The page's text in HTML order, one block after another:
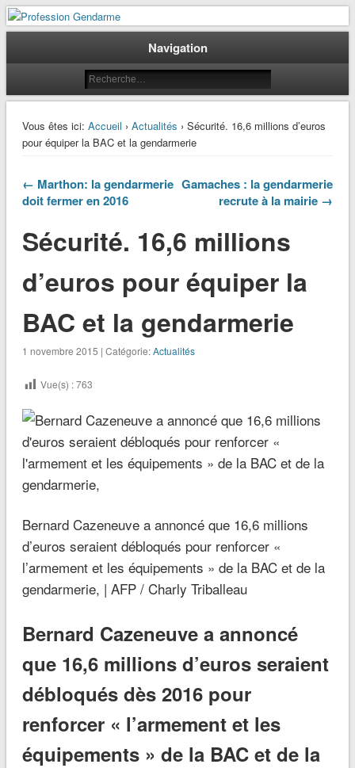
Profession Gendarme
Le journal des gendarmes
Navigation
Vous êtes ici: Accueil › Actualités › Sécurité. 16,6 millions d’euros
pour équiper la BAC et la gendarmerie
← Marthon: la gendarmerie
doit fermer en 2016
Gamaches : la gendarmerie
recrute à la mairie →
Sécurité. 16,6 millions
d’euros pour équiper la
BAC et la gendarmerie
1 novembre 2015 | Catégorie:Actualités
Vue(s) :763
Bernard Cazeneuve a annoncé que 16,6 millions
d’euros seraient débloqués pour renforcer «
l’armement et les équipements » de la BAC et de la
gendarmerie, | AFP / Charly Triballeau
Bernard Cazeneuve a annoncé
que 16,6 millions d’euros seraient
débloqués dès 2016 pour
renforcer « l’armement et les
équipements » de la BAC et de la